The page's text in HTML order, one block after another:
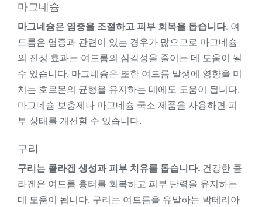
마그네슘
마그네슘은 염증을 조절하고 피부 회복을 돕습니다. 여
드름은 염증과 관련이 있는 경우가 많으므로 마그네슘
의 진정 효과는 여드름의 심각성을 줄이는 데 도움이 될
수 있습니다. 마그네슘은 또한 여드름 발생에 영향을 미
치는 호르몬의 균형을 유지하는 데에도 도움이 됩니다.
마그네슘 보충제나 마그네슘 국소 제품을 사용하면 피
부 상태를 개선할 수 있습니다.
구리
구리는 콜라겐 생성과 피부 치유를 돕습니다. 건강한 콜
라겐은 여드름 흉터를 회복하고 피부 탄력을 유지하는
데 도움이 됩니다. 구리는 여드름을 유발하는 박테리아